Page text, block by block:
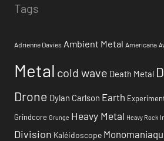
Tags
Adrienne Davies Ambient Metal Americana
Metal cold wave Death Metal
Drone Dylan Carlson Earth
Grindcore Grunge Heavy Metal Heavy Rock
Division Kaléidoscope